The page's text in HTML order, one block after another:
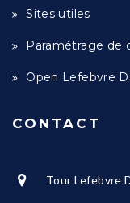
Sites utiles
Paramétrage de
Open Lefebvre
CONTACT
Tour Lefebvre